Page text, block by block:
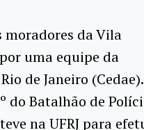
da Vila
uma equipe da
de Janeiro (Cedae).
do Batalhão de
na UFRJ para